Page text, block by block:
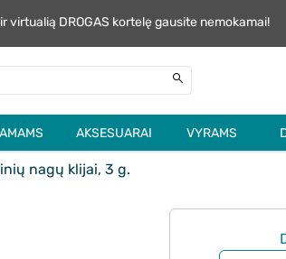
virtualią DROGAS kortelę gausite nemokamai!
AKSESUARAI VYRAMS
nagų klijai, 3 g.